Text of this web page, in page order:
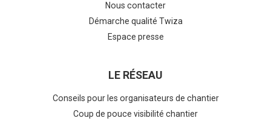
Nous contacter
Démarche qualité Twiza
Espace presse
LE RÉSEAU
Conseils pour les organisateurs de chantier
Coup de pouce visibilité chantier